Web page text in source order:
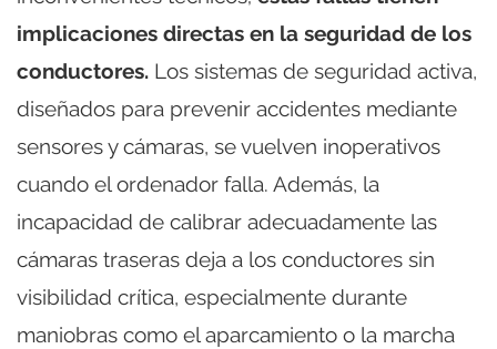
implicaciones directas en la seguridad de los
conductores. Los sistemas de seguridad activa,
diseñados para prevenir accidentes mediante
sensores y cámaras, se vuelven inoperativos
cuando el ordenador falla. Además, la
incapacidad de calibrar adecuadamente las
cámaras traseras deja a los conductores sin
visibilidad crítica, especialmente durante
maniobras como el aparcamiento o la marcha